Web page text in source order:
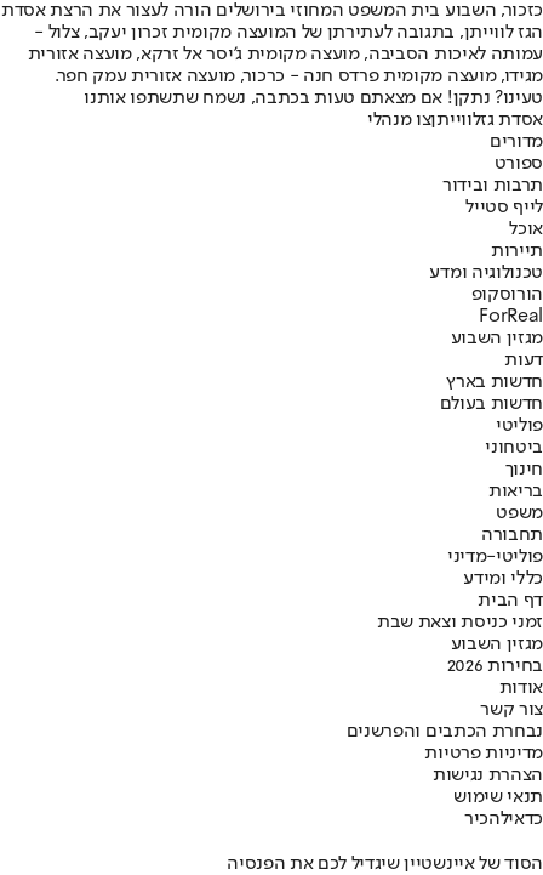
כזכור, השבוע בית המשפט המחוזי בירושלים הורה לעצור את הרצת אסדת
הגז לווייתן, בתגובה לעתירתן של המועצה מקומית זכרון יעקב, צלול -
עמותה לאיכות הסביבה, מועצה מקומית ג'יסר אל זרקא, מועצה אזורית
מגידו, מועצה מקומית פרדס חנה - כרכור, מועצה אזורית עמק חפר.
טעינו? נתקן! אם מצאתם טעות בכתבה, נשמח שתשתפו אותנו
אסדת גזלווייתןצו מנהלי
מדורים
ספורט
תרבות ובידור
לייף סטייל
אוכל
תיירות
טכנולוגיה ומדע
הורוסקופ
ForReal
מגזין השבוע
דעות
חדשות בארץ
חדשות בעולם
פוליטי
ביטחוני
חינוך
בריאות
משפט
תחבורה
פוליטי-מדיני
כללי ומידע
דף הבית
זמני כניסת וצאת שבת
מגזין השבוע
בחירות 2026
אודות
צור קשר
נבחרת הכתבים והפרשנים
מדיניות פרטיות
הצהרת נגישות
תנאי שימוש
כדאילהכיר
הסוד של איינשטיין שיגדיל לכם את הפנסיה